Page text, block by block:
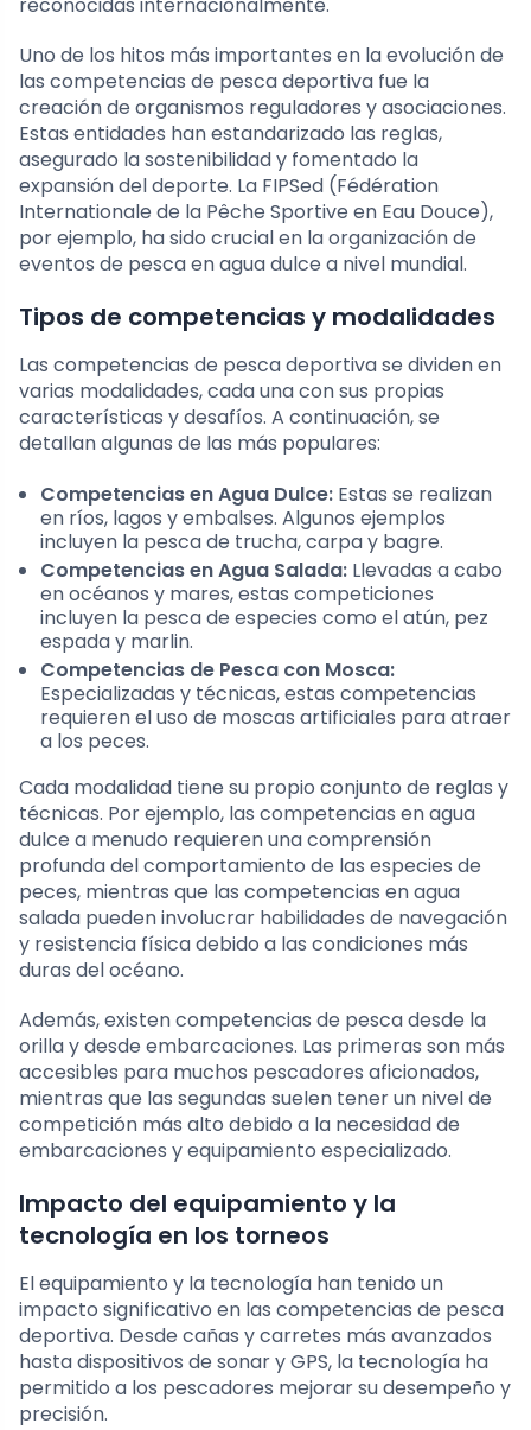
reconocidas internacionalmente.
Uno de los hitos más importantes en la evolución de
las competencias de pesca deportiva fue la
creación de organismos reguladores y asociaciones.
Estas entidades han estandarizado las reglas,
asegurado la sostenibilidad y fomentado la
expansión del deporte. La FIPSed (Fédération
Internationale de la Pêche Sportive en Eau Douce),
por ejemplo, ha sido crucial en la organización de
eventos de pesca en agua dulce a nivel mundial.
Tipos de competencias y modalidades
Las competencias de pesca deportiva se dividen en
varias modalidades, cada una con sus propias
características y desafíos. A continuación, se
detallan algunas de las más populares:
Competencias en Agua Dulce: Estas se realizan
en ríos, lagos y embalses. Algunos ejemplos
incluyen la pesca de trucha, carpa y bagre.
Competencias en Agua Salada: Llevadas a cabo
en océanos y mares, estas competiciones
incluyen la pesca de especies como el atún, pez
espada y marlin.
Competencias de Pesca con Mosca:
Especializadas y técnicas, estas competencias
requieren el uso de moscas artificiales para atraer
a los peces.
Cada modalidad tiene su propio conjunto de reglas y
técnicas. Por ejemplo, las competencias en agua
dulce a menudo requieren una comprensión
profunda del comportamiento de las especies de
peces, mientras que las competencias en agua
salada pueden involucrar habilidades de navegación
y resistencia física debido a las condiciones más
duras del océano.
Además, existen competencias de pesca desde la
orilla y desde embarcaciones. Las primeras son más
accesibles para muchos pescadores aficionados,
mientras que las segundas suelen tener un nivel de
competición más alto debido a la necesidad de
embarcaciones y equipamiento especializado.
Impacto del equipamiento y la
tecnología en los torneos
El equipamiento y la tecnología han tenido un
impacto significativo en las competencias de pesca
deportiva. Desde cañas y carretes más avanzados
hasta dispositivos de sonar y GPS, la tecnología ha
permitido a los pescadores mejorar su desempeño y
precisión.